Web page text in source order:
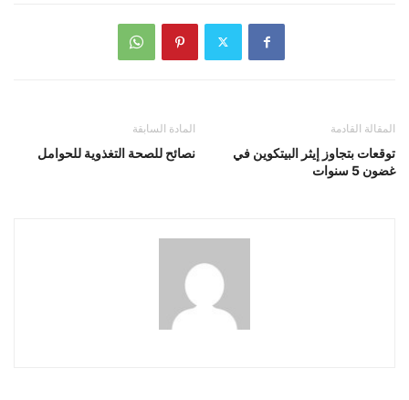
المادة السابقة
نصائح للصحة التغذوية للحوامل
المقالة القادمة
توقعات بتجاوز إيثر البيتكوين في
غضون 5 سنوات